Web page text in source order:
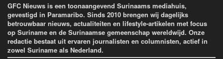
GFC Nieuws is een toonaangevend Surinaams mediahuis,
gevestigd in Paramaribo. Sinds 2010 brengen wij dagelijks
betrouwbaar nieuws, actualiteiten en lifestyle-artikelen met focus
op Suriname en de Surinaamse gemeenschap wereldwijd. Onze
redactie bestaat uit ervaren journalisten en columnisten, actief in
zowel Suriname als Nederland.